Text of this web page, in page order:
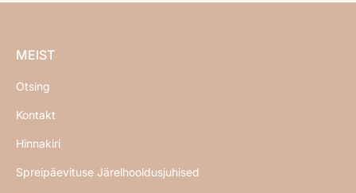
MEIST
Otsing
Kontakt
Hinnakiri
Spreipäevituse Järelhooldusjuhised